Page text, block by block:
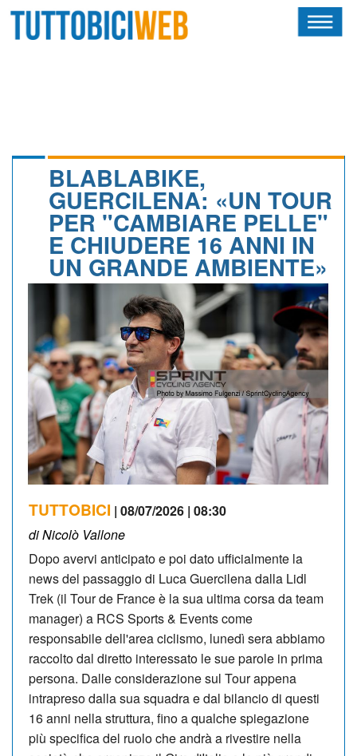
CALENDARIO
ALBI D'ORO
NEWSLETTER
BLABLABIKE,
GUERCILENA: «UN TOUR
PER "CAMBIARE PELLE"
E CHIUDERE 16 ANNI IN
UN GRANDE AMBIENTE»
TUTTOBICI | 08/07/2026 | 08:30
di Nicolò Vallone
Dopo avervi anticipato e poi dato ufficialmente la
news del passaggio di Luca Guercilena dalla Lidl
Trek (il Tour de France è la sua ultima corsa da team
manager) a RCS Sports & Events come
responsabile dell'area ciclismo, lunedì sera abbiamo
raccolto dal diretto interessato le sue parole in prima
persona. Dalle considerazione sul Tour appena
intrapreso dalla sua squadra e dal bilancio di questi
16 anni nella struttura, fino a qualche spiegazione
più specifica del ruolo che andrà a rivestire nella